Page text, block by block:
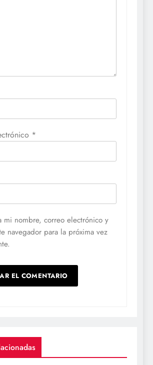
*
mi nombre, correo electrónico y
navegador para la próxima vez